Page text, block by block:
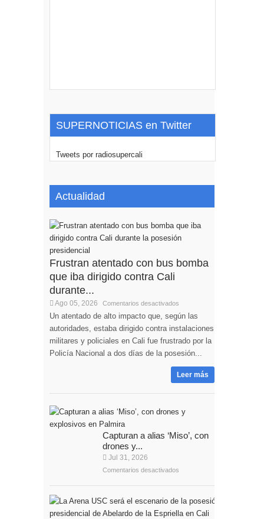
SUPERNOTICIAS en Twitter
Tweets por radiosupercali
Actualidad
Frustran atentado con bus bomba
que iba dirigido contra Cali
durante...
Ago 05, 2026 Comentarios desactivados
Un atentado de alto impacto que, según las
autoridades, estaba dirigido contra instalaciones
militares y policiales en Cali fue frustrado por la
Policía Nacional a dos días de la posesión...
Leer más
Capturan a alias ‘Miso’, con
drones y...
Jul 31, 2026
Comentarios desactivados